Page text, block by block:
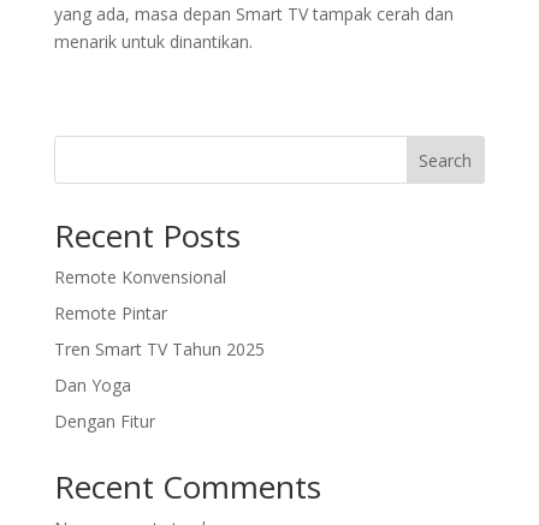
yang ada, masa depan Smart TV tampak cerah dan
menarik untuk dinantikan.
Search
Recent Posts
Remote Konvensional
Remote Pintar
Tren Smart TV Tahun 2025
Dan Yoga
Dengan Fitur
Recent Comments